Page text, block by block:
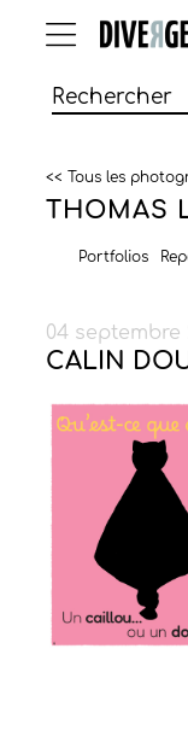
<< Tous les
THOMAS
Portfolios
04 septembre
CALIN